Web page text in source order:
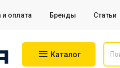
оплата Бренды Статьи
Каталог